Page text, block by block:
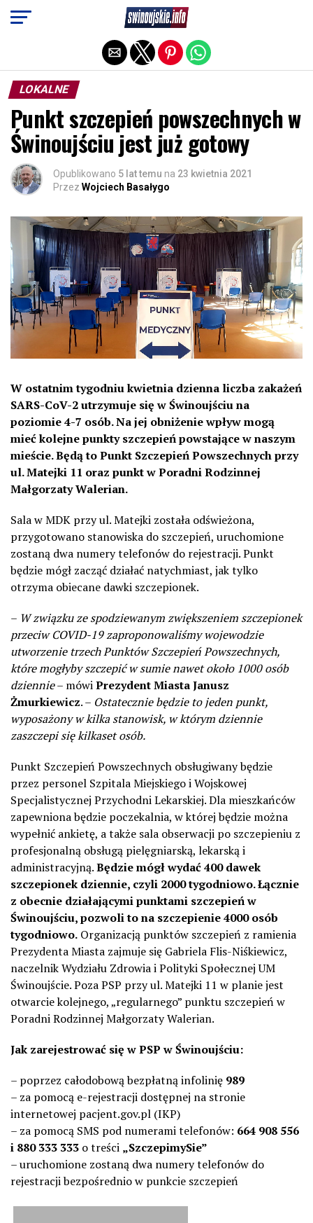
LOKALNE
Punkt szczepień powszechnych w
Świnoujściu jest już gotowy
Opublikowano 5 lat temu na 23 kwietnia 2021
Przez Wojciech Basałygo
W ostatnim tygodniu kwietnia dzienna liczba zakażeń
SARS-CoV-2 utrzymuje się w Świnoujściu na
poziomie 4-7 osób. Na jej obniżenie wpływ mogą
mieć kolejne punkty szczepień powstające w naszym
mieście. Będą to Punkt Szczepień Powszechnych przy
ul. Matejki 11 oraz punkt w Poradni Rodzinnej
Małgorzaty Walerian.
Sala w MDK przy ul. Matejki została odświeżona,
przygotowano stanowiska do szczepień, uruchomione
zostaną dwa numery telefonów do rejestracji. Punkt
będzie mógł zacząć działać natychmiast, jak tylko
otrzyma obiecane dawki szczepionek.
– W związku ze spodziewanym zwiększeniem szczepionek
przeciw COVID-19 zaproponowaliśmy wojewodzie
utworzenie trzech Punktów Szczepień Powszechnych,
które mogłyby szczepić w sumie nawet około 1000 osób
dziennie– mówiPrezydent Miasta Janusz
Żmurkiewicz. – Ostatecznie będzie to jeden punkt,
wyposażony w kilka stanowisk, w którym dziennie
zaszczepi się kilkaset osób.
Punkt Szczepień Powszechnych obsługiwany będzie
przez personel Szpitala Miejskiego i Wojskowej
Specjalistycznej Przychodni Lekarskiej. Dla mieszkańców
zapewniona będzie poczekalnia, w której będzie można
wypełnić ankietę, a także sala obserwacji po szczepieniu z
profesjonalną obsługą pielęgniarską, lekarską i
administracyjną.Będzie mógł wydać 400 dawek
szczepionek dziennie, czyli 2000 tygodniowo. Łącznie
z obecnie działającymi punktami szczepień w
Świnoujściu, pozwoli to na szczepienie 4000 osób
tygodniowo. Organizacją punktów szczepień z ramienia
Prezydenta Miasta zajmuje się Gabriela Flis-Niśkiewicz,
naczelnik Wydziału Zdrowia i Polityki Społecznej UM
Świnoujście. Poza PSP przy ul. Matejki 11 w planie jest
otwarcie kolejnego, „regularnego” punktu szczepień w
Poradni Rodzinnej Małgorzaty Walerian.
Jak zarejestrować się w PSP w Świnoujściu:
– poprzez całodobową bezpłatną infolinię 989
– za pomocą e-rejestracji dostępnej na stronie
internetowej pacjent.gov.pl (IKP)
– za pomocą SMS pod numerami telefonów: 664 908 556
i 880 333 333 o treści „SzczepimySie”
– uruchomione zostaną dwa numery telefonów do
rejestracji bezpośrednio w punkcie szczepień
Exit mobile version